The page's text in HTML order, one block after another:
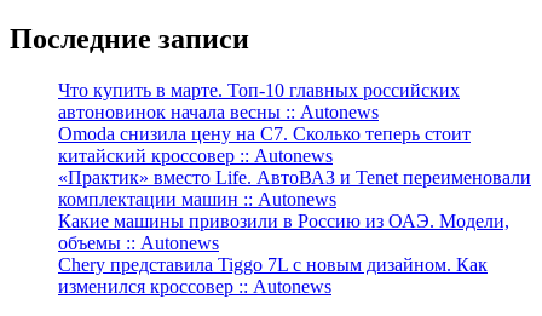
Последние записи
Что купить в марте. Топ-10 главных российских
автоновинок начала весны :: Autonews
Omoda снизила цену на C7. Сколько теперь стоит
китайский кроссовер :: Autonews
«Практик» вместо Life. АвтоВАЗ и Tenet переименовали
комплектации машин :: Autonews
Какие машины привозили в Россию из ОАЭ. Модели,
объемы :: Autonews
Chery представила Tiggo 7L с новым дизайном. Как
изменился кроссовер :: Autonews